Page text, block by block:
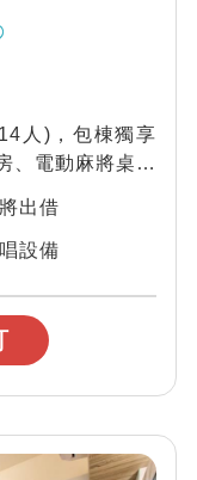
人)，包棟獨享
、電動麻將桌、
出借
設備